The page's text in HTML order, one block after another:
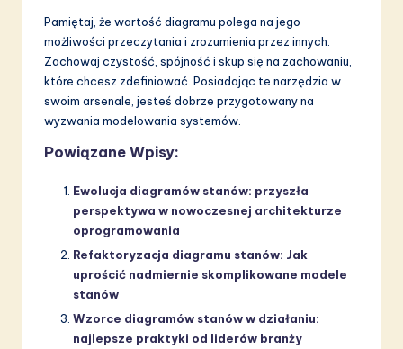
Pamiętaj, że wartość diagramu polega na jego
możliwości przeczytania i zrozumienia przez innych.
Zachowaj czystość, spójność i skup się na zachowaniu,
które chcesz zdefiniować. Posiadając te narzędzia w
swoim arsenale, jesteś dobrze przygotowany na
wyzwania modelowania systemów.
Powiązane Wpisy:
Ewolucja diagramów stanów: przyszła
perspektywa w nowoczesnej architekturze
oprogramowania
Refaktoryzacja diagramu stanów: Jak
uprościć nadmiernie skomplikowane modele
stanów
Wzorce diagramów stanów w działaniu:
najlepsze praktyki od liderów branży